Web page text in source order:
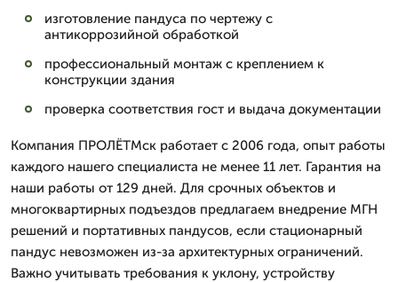
изготовление пандуса по чертежу с
антикоррозийной обработкой
профессиональный монтаж с креплением к
конструкции здания
проверка соответствия гост и выдача документации
Компания ПРОЛЁТМск работает с 2006 года, опыт работы
каждого нашего специалиста не менее 11 лет. Гарантия на
наши работы от 129 дней. Для срочных объектов и
многоквартирных подъездов предлагаем внедрение МГН
решений и портативных пандусов, если стационарный
пандус невозможен из-за архитектурных ограничений.
Важно учитывать требования к уклону, устройству